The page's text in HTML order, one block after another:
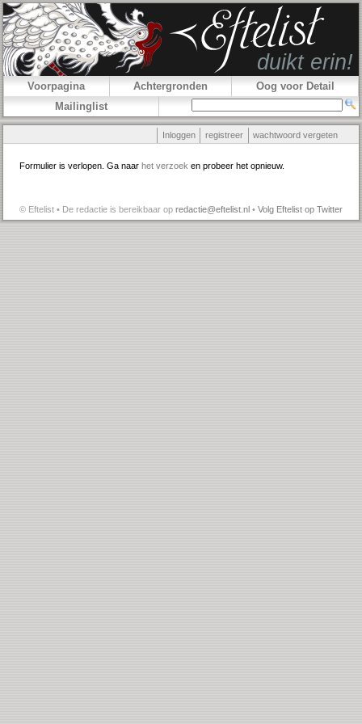
Voorpagina Achtergronden
Oog voor Detail
Mailinglist
Inloggen registreer wachtwoord vergeten
Formulier is verlopen. Ga naar het verzoek en probeer het opnieuw.
© Eftelist • De redactie is bereikbaar op redactie@eftelist.nl • Volg Eftelist op Twitter